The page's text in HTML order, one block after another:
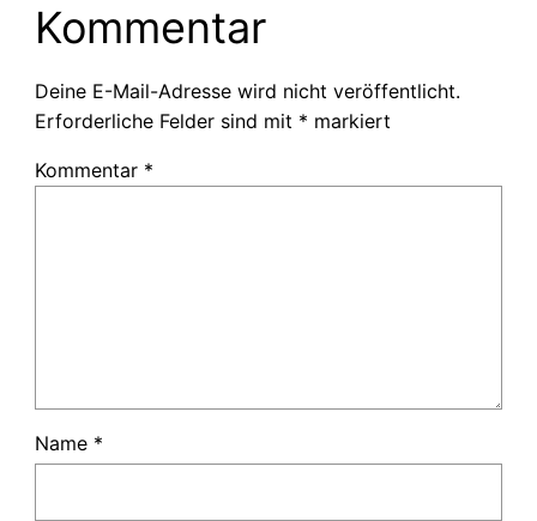
Kommentar
Deine E-Mail-Adresse wird nicht veröffentlicht.
Erforderliche Felder sind mit * markiert
Kommentar *
Name *